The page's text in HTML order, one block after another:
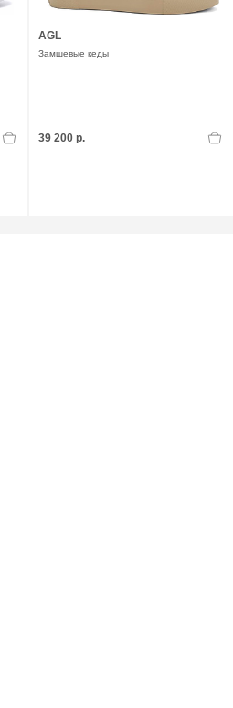
AGL
Замшевые кеды
39 200 р.